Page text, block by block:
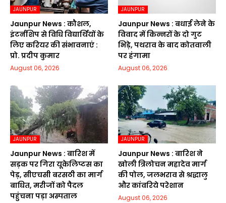
JAUNPUR
Jaunpur News : कौशल,
इंटर्नशिप से विधि विद्यार्थियों के
लिए करियर की संभावनाएं :
प्रो. प्रदीप कुमार
August 06, 2026
JAUNPUR
Jaunpur News : बधाई लेने के
विवाद में किन्नरों के दो गुट
भिड़े, पथराव के बाद कोतवाली
पर हंगामा
August 06, 2026
JAUNPUR
Jaunpur News : बारिश में
सड़क पर गिरा यूकेलिप्टस का
पेड़, सीएचसी बरसठी का मार्ग
बाधित, मरीजों को पैदल
पहुंचना पड़ा अस्पताल
JAUNPUR
Jaunpur News : बारिश ने
खोली त्रिलोचन महादेव मार्ग
की पोल, जलभराव से श्रद्धालु
और कांवरिये परेशान
August 06, 2026